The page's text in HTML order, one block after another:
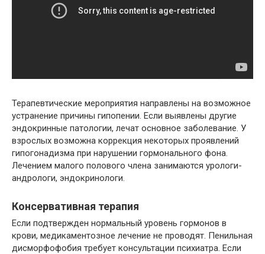
Терапевтические мероприятия направлены на возможное
устранение причины гипопении. Если выявлены другие
эндокринные патологии, лечат основное заболевание. У
взрослых возможна коррекция некоторых проявлений
гипогонадизма при нарушении гормонального фона.
Лечением малого полового члена занимаются урологи-
андрологи, эндокринологи.
Консервативная терапия
Если подтвержден нормальный уровень гормонов в
крови, медикаментозное лечение не проводят. Пенильная
дисморфофобия требует консультации психиатра. Если